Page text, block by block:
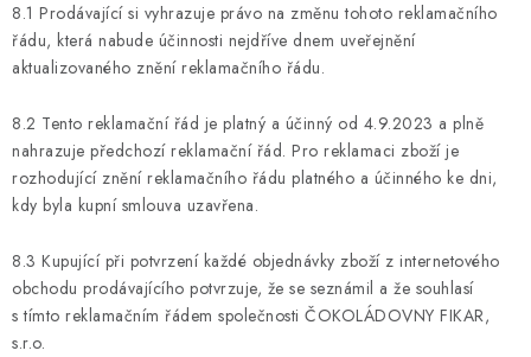
8.1 Prodávající si vyhrazuje právo na změnu tohoto reklamačního
řádu, která nabude účinnosti nejdříve dnem uveřejnění
aktualizovaného znění reklamačního řádu.
8.2 Tento reklamační řád je platný a účinný od 4.9.2023 a plně
nahrazuje předchozí reklamační řád. Pro reklamaci zboží je
rozhodující znění reklamačního řádu platného a účinného ke dni,
kdy byla kupní smlouva uzavřena.
8.3 Kupující při potvrzení každé objednávky zboží z internetového
obchodu prodávajícího potvrzuje, že se seznámil a že souhlasí
s tímto reklamačním řádem společnosti ČOKOLÁDOVNY FIKAR,
s.r.o.